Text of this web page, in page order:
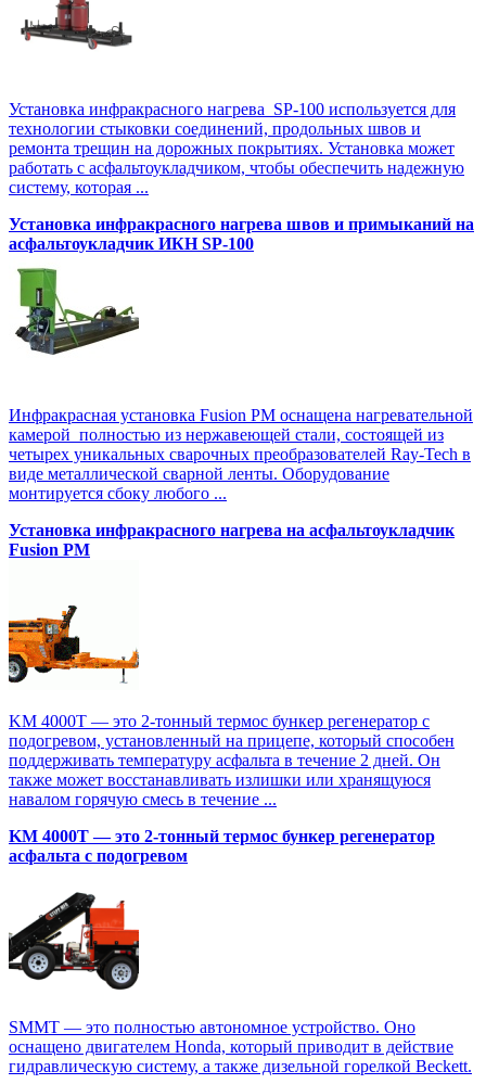
Установка инфракрасного нагрева SP-100 используется для
технологии стыковки соединений, продольных швов и
ремонта трещин на дорожных покрытиях. Установка может
работать с асфальтоукладчиком, чтобы обеспечить надежную
систему, которая ...
Установка инфракрасного нагрева швов и примыканий на
асфальтоукладчик ИКН SP-100
Инфракрасная установка Fusion PM оснащена нагревательной
камерой полностью из нержавеющей стали, состоящей из
четырех уникальных сварочных преобразователей Ray-Tech в
виде металлической сварной ленты. Оборудование
монтируется сбоку любого ...
Установка инфракрасного нагрева на асфальтоукладчик
Fusion PM
KM 4000T — это 2-тонный термос бункер регенератор с
подогревом, установленный на прицепе, который способен
поддерживать температуру асфальта в течение 2 дней. Он
также может восстанавливать излишки или хранящуюся
навалом горячую смесь в течение ...
KM 4000T — это 2-тонный термос бункер регенератор
асфальта с подогревом
SMMT — это полностью автономное устройство. Оно
оснащено двигателем Honda, который приводит в действие
гидравлическую систему, а также дизельной горелкой Beckett.